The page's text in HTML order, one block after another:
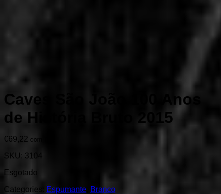
Caves São João 100 Anos
de História Bruto 2015
€69,22 com IVA
SKU: 3104
Esgotado
Categories:
Espumante Branco